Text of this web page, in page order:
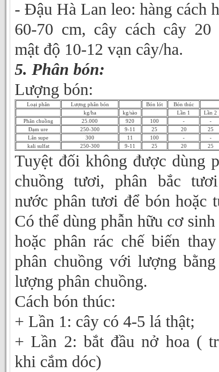
- Đậu Hà Lan leo: hàng cách
60-70 cm, cây cách cây 20
mật độ 10-12 vạn cây/ha.
5. Phân bón:
Lượng bón:
Loại phân Lượng phân bón Bón lót
Bón thúc
kg/ha
kg/sào Lần 1
Lần 2
Phân chuồng
25.000 920 100 -
-
Đạm ure
250-300 9-11 25 20
25
Lân supe
300 11 100 -
-
kali sulfat
250-300 9-11 25 20 25
Tuyệt đối không được dùng
chuồng tươi, phân bắc
nước phân tươi để bón hoặc
Có thể dùng phẫn hữu cơ sinh
hoặc phân rác chế biến
phân chuồng với lượng
lượng phân chuồng.
Cách bón thúc:
+ Lần 1: cây có 4-5 lá thật;
+ Lần 2: bắt đầu nở hoa (
khi cắm dóc)